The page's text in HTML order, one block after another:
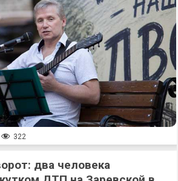
322
два человека